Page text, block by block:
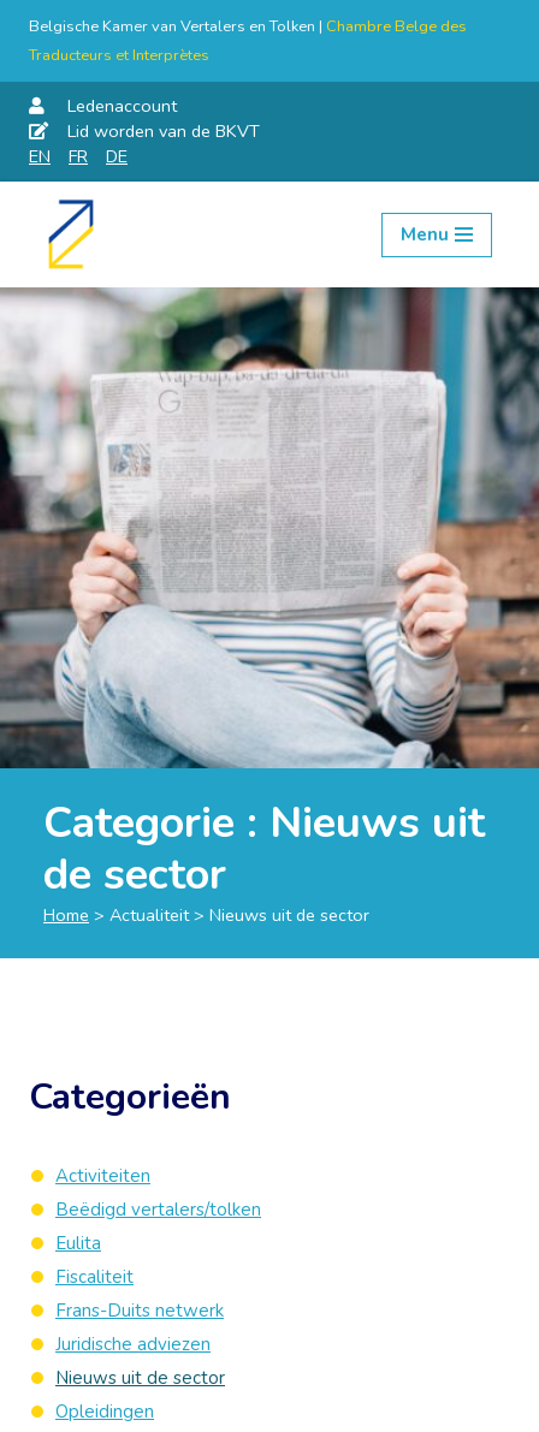
Belgische Kamer van Vertalers en Tolken | Chambre Belge des
Traducteurs et Interprètes
Ledenaccount
Lid worden van de BKVT
EN
FR DE
Skip
content
Menu
Categorie : Nieuws uit
de sector
Home > Actualiteit> Nieuws uit de sector
Categorieën
Activiteiten
Beëdigd vertalers/tolken
Eulita
Fiscaliteit
Frans-Duits netwerk
Juridische adviezen
Nieuws uit de sector
Opleidingen